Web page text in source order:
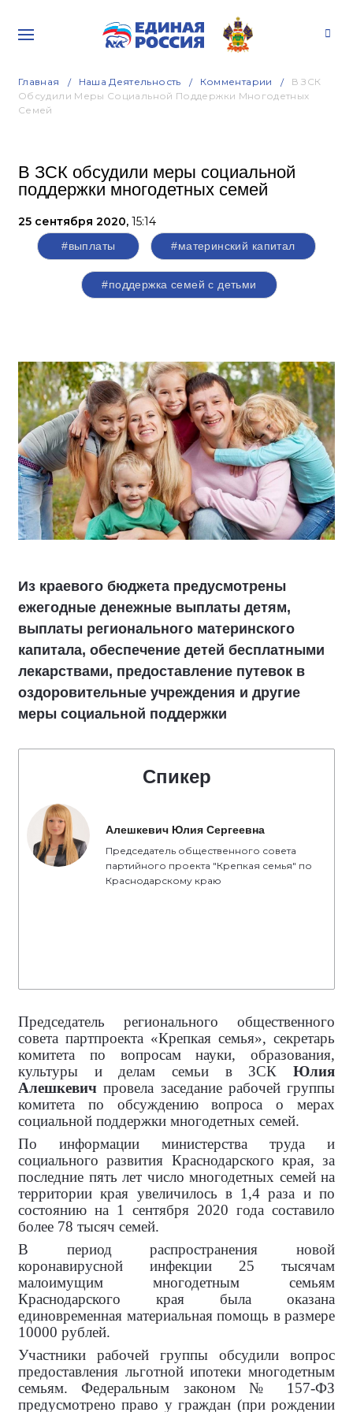
Главная Наша Деятельность Комментарии
В ЗСК
Обсудили Меры Социальной Поддержки Многодетных
Семей
В ЗСК обсудили меры социальной
поддержки многодетных семей
25 сентября 2020, 15:14
#выплаты #материнский капитал
#поддержка семей с детьми
Из краевого бюджета предусмотрены
ежегодные денежные выплаты детям,
выплаты регионального материнского
капитала, обеспечение детей бесплатными
лекарствами, предоставление путевок в
оздоровительные учреждения и другие
меры социальной поддержки
Спикер
Алешкевич Юлия Сергеевна
Председатель общественного совета
партийного проекта "Крепкая семья" по
Краснодарскому краю
Председатель регионального общественного
совета партпроекта «Крепкая семья», секретарь
комитета по вопросам науки, образования,
культуры и делам семьи в ЗСК Юлия
Алешкевич провела заседание рабочей группы
комитета по обсуждению вопроса о мерах
социальной поддержки многодетных семей.
По информации министерства труда и
социального развития Краснодарского края, за
последние пять лет число многодетных семей на
территории края увеличилось в 1,4 раза и по
состоянию на 1 сентября 2020 года составило
более 78 тысяч семей.
В период распространения новой
коронавирусной инфекции 25 тысячам
малоимущим многодетным семьям
Краснодарского края была оказана
единовременная материальная помощь в размере
10000 рублей.
Участники рабочей группы обсудили вопрос
предоставления льготной ипотеки многодетным
семьям. Федеральным законом № 157-ФЗ
предусмотрено право у граждан (при рождении